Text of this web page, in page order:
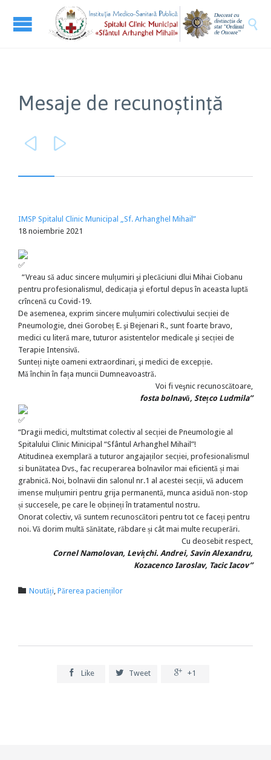

Mesaje de recunoștință
 
IMSP Spitalul Clinic Municipal „Sf. Arhanghel Mihail”
18 noiembrie 2021
“Vreau să aduc sincere mulțumiri şi plecăciuni dlui Mihai Ciobanu
pentru profesionalismul, dedicația şi efortul depus în aceasta luptă
crîncenă cu Covid-19.
De asemenea, exprim sincere mulțumiri colectivului secției de
Pneumologie, dnei Gorobeț E. şi Bejenari R., sunt foarte bravo,
medici cu literă mare, tuturor asistentelor medicale şi secției de
Terapie Intensivă.
Sunteți nişte oameni extraordinari, şi medici de excepție.
Mă închin în fața muncii Dumneavoastră.
Voi fi veşnic recunoscătoare,
fosta bolnavă, Stețco Ludmila”
“Dragii medici, multstimat colectiv al secției de Pneumologie al
Spitalului Clinic Minicipal “Sfântul Arhanghel Mihail”!
Atitudinea exemplară a tuturor angajaților secției, profesionalismul
si bunătatea Dvs., fac recuperarea bolnavilor mai eficientă și mai
grabnică. Noi, bolnavii din salonul nr.1 al acestei secții, vă aducem
imense mulțumiri pentru grija permanentă, munca asiduă non-stop
și succesele, pe care le obțineți în tratamentul nostru.
Onorat colectiv, vă suntem recunoscători pentru tot ce faceți pentru
noi. Vă dorim multă sănătate, răbdare și cât mai multe recuperări.
Cu deosebit respect,
Cornel Namolovan, Levițchi. Andrei, Savin Alexandru,
Kozacenco Iaroslav, Tacic Iacov”
 Category
Noutăți, Părerea pacienților
 Like  Tweet  +1